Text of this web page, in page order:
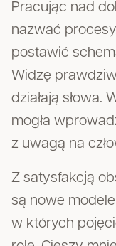
Pracując nad
nazwać
postawić
Widzę
działają słowa.
mogła
z uwagą na
Z satysfakcją
są nowe
w których